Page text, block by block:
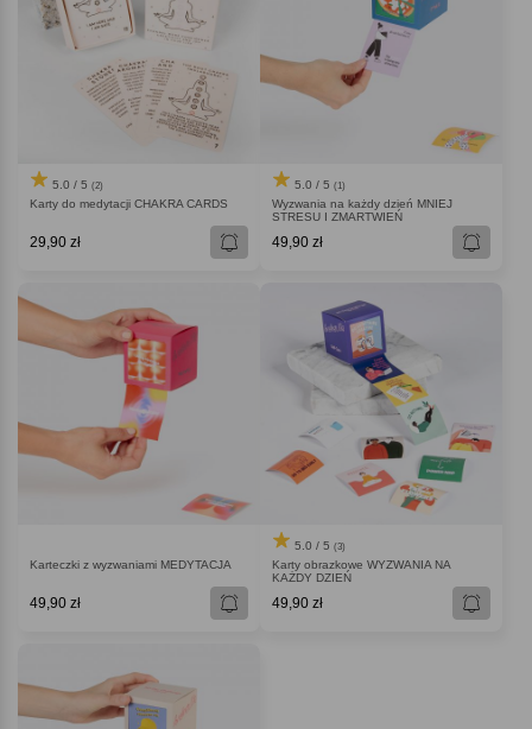
5.0 / 5 (2)
Karty do medytacji CHAKRA CARDS
29,90 zł
5.0 / 5 (1)
Wyzwania na każdy dzień MNIEJ
STRESU I ZMARTWIEŃ
49,90 zł
Karteczki z wyzwaniami MEDYTACJA
49,90 zł
5.0 / 5 (3)
Karty obrazkowe WYZWANIA NA
KAŻDY DZIEŃ
49,90 zł